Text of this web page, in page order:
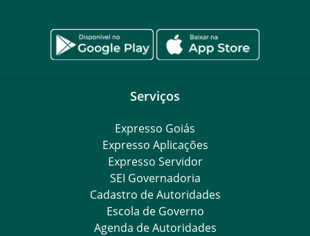
Serviços
Expresso Goiás
Expresso Aplicações
Expresso Servidor
SEI Governadoria
Cadastro de Autoridades
Escola de Governo
Agenda de Autoridades